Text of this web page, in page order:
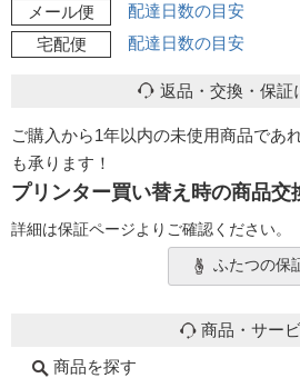
メール便
配達日数の目安
宅配便
配達日数の目安
返品・交換・保証
ご購入から1年以内の未使用商品であ
も承ります！
プリンター買い替え時の商品交
詳細は保証ページよりご確認ください。
ふたつの保
商品・サー
商品を探す